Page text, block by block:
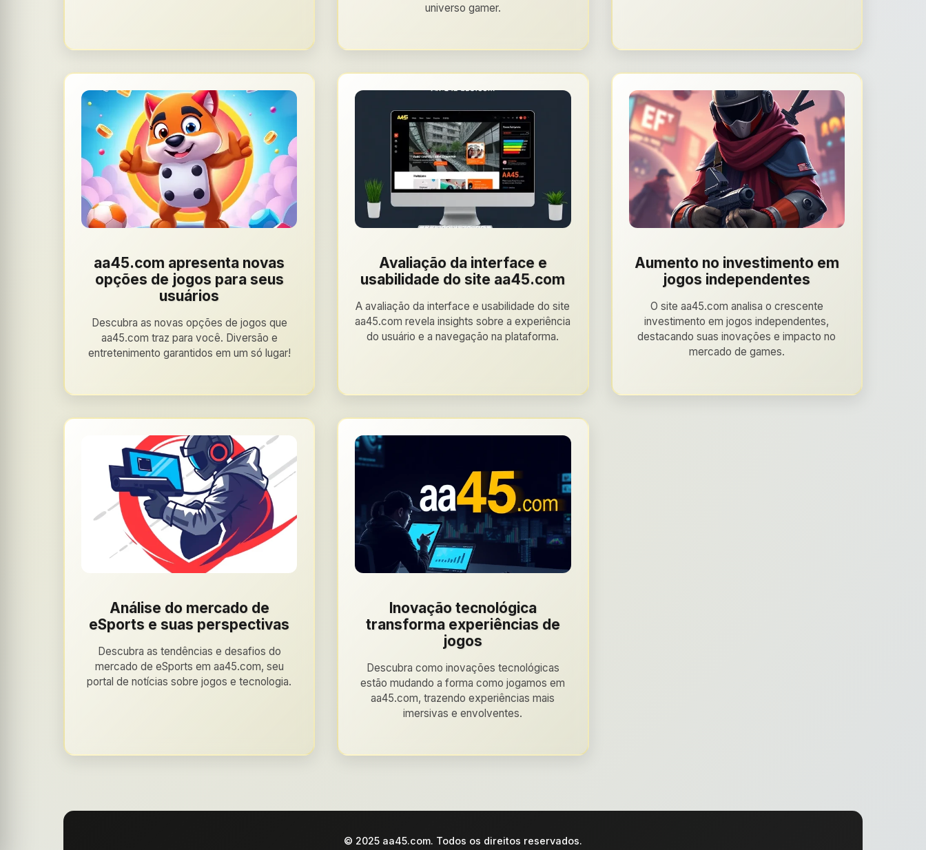
universo gamer.
aa45.com apresenta novas
opções de jogos para seus
usuários
Descubra as novas opções de jogos que
aa45.com traz para você. Diversão e
entretenimento garantidos em um só lugar!
Avaliação da interface e
usabilidade do site aa45.com
A avaliação da interface e usabilidade do site
aa45.com revela insights sobre a experiência
do usuário e a navegação na plataforma.
Aumento no investimento em
jogos independentes
O site aa45.com analisa o crescente
investimento em jogos independentes,
destacando suas inovações e impacto no
mercado de games.
Análise do mercado de
eSports e suas perspectivas
Descubra as tendências e desafios do
mercado de eSports em aa45.com, seu
portal de notícias sobre jogos e tecnologia.
Inovação tecnológica
transforma experiências de
jogos
Descubra como inovações tecnológicas
estão mudando a forma como jogamos em
aa45.com, trazendo experiências mais
imersivas e envolventes.
© 2025 aa45.com. Todos os direitos reservados.